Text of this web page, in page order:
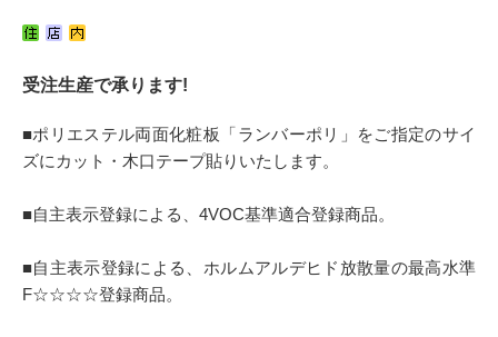
すまいリング
Q＆A 販売・施工代理店募集
お気に入り
受注生産で承ります!
■ポリエステル両面化粧板「ランバーポリ」をご指定のサイ
ズにカット・木口テープ貼りいたします。
■自主表示登録による、4VOC基準適合登録商品。
■自主表示登録による、ホルムアルデヒド放散量の最高水準
F☆☆☆☆登録商品。